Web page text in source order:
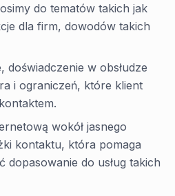
do tematów takich jak
dla firm, dowodów takich
doświadczenie w obsłudze
i ograniczeń, które klient
wokół jasnego
kontaktu, która pomaga
dopasowanie do usług takich